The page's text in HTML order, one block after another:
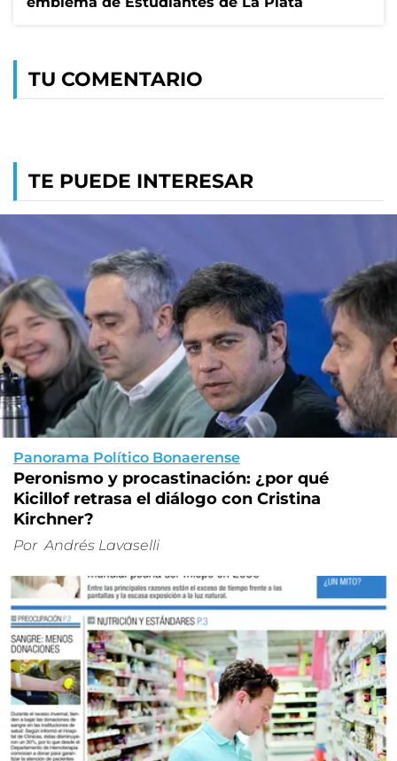
TU COMENTARIO
TE PUEDE INTERESAR
Panorama Político Bonaerense
Peronismo y procastinación: ¿por qué
Kicillof retrasa el diálogo con Cristina
Kirchner?
Por Andrés Lavaselli